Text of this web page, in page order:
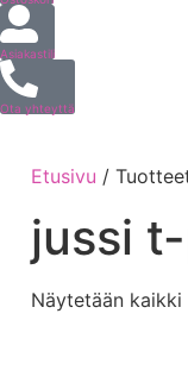
Asiakastili
Ota yhteyttä
Etusivu /
jussi
Näytetään